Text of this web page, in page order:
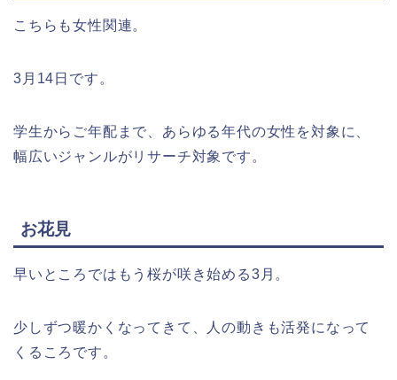
こちらも女性関連。
3月14日です。
学生からご年配まで、あらゆる年代の女性を対象に、
幅広いジャンルがリサーチ対象です。
お花見
早いところではもう桜が咲き始める3月。
少しずつ暖かくなってきて、人の動きも活発になって
くるころです。